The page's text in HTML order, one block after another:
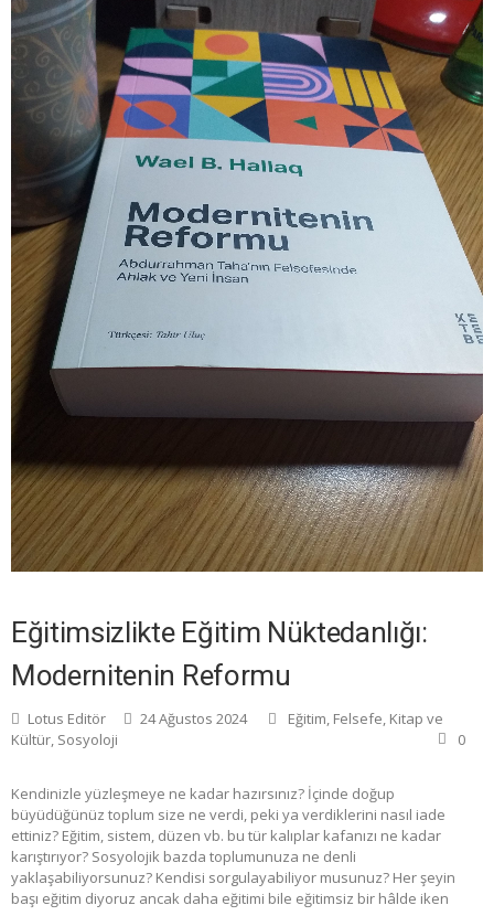
Eğitimsizlikte Eğitim Nüktedanlığı:
Modernitenin Reformu
Lotus Editör 24 Ağustos 2024 Eğitim, Felsefe, Kitap ve
Kültür, Sosyoloji 0
Kendinizle yüzleşmeye ne kadar hazırsınız? İçinde doğup
büyüdüğünüz toplum size ne verdi, peki ya verdiklerini nasıl iade
ettiniz? Eğitim, sistem, düzen vb. bu tür kalıplar kafanızı ne kadar
karıştırıyor? Sosyolojik bazda toplumunuza ne denli
yaklaşabiliyorsunuz? Kendisi sorgulayabiliyor musunuz? Her şeyin
başı eğitim diyoruz ancak daha eğitimi bile eğitimsiz bir hâlde iken